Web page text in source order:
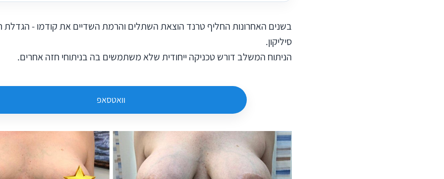
בשנים האחרונות החליף טרנד הוצאת השתלים והרמת השדיים את קודמו - הגדלת
סיליקון.
הניתוח המשלב דורש טכניקה ייחודית שלא משתמשים בה בניתוחי חזה אחרים.
וואטסאפ